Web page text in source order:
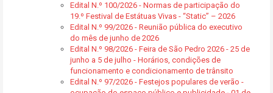
Edital N.º 100/2026 - Normas de participação do
19.º Festival de Estátuas Vivas - “Static” – 2026
Edital N.º 99/2026 - Reunião pública do executivo
do mês de junho de 2026
Edital N.º 98/2026 - Feira de São Pedro 2026 - 25 de
junho a 5 de julho - Horários, condições de
funcionamento e condicionamento de trânsito
Edital N.º 97/2026 - Festejos populares de verão -